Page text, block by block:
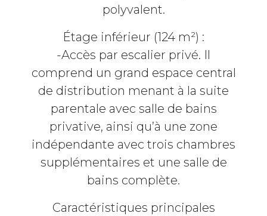
polyvalent.
Étage inférieur (124 m²) :
-Accès par escalier privé. Il
comprend un grand espace central
de distribution menant à la suite
parentale avec salle de bains
privative, ainsi qu’à une zone
indépendante avec trois chambres
supplémentaires et une salle de
bains complète.
Caractéristiques principales